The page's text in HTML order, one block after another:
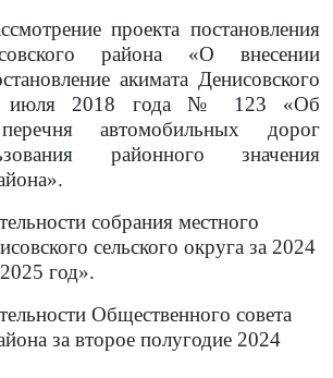
проекта постановления
района «О внесении
акимата Денисовского
июля 2018 года № 123 «Об
автомобильных дорог
районного значения
собрания местного
сельского округа за 2024
год».
Общественного совета
за второе полугодие 2024